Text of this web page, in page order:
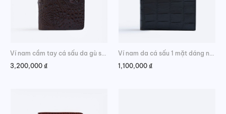
Ví nam cầm tay cá sấu da gù sang trọng
3,200,000 ₫
1,100,000 ₫